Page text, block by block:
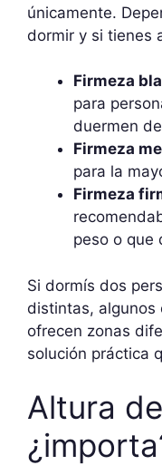
únicamente.
dormir y si tienes
Firmeza
para
duermen
Firmeza
para la
Firmeza
peso o que
Si dormís dos
distintas, algunos
ofrecen zonas
solución práctica
Altura